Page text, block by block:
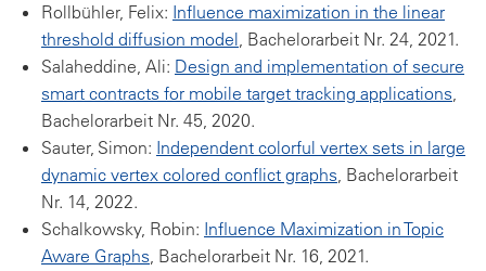
Rollbühler, Felix: Influence maximization in the linear
threshold diffusion model, Bachelorarbeit Nr. 24, 2021.
Salaheddine, Ali: Design and implementation of secure
smart contracts for mobile target tracking applications,
Bachelorarbeit Nr. 45, 2020.
Sauter, Simon: Independent colorful vertex sets in large
dynamic vertex colored conflict graphs, Bachelorarbeit
Nr. 14, 2022.
Schalkowsky, Robin: Influence Maximization in Topic
Aware Graphs, Bachelorarbeit Nr. 16, 2021.